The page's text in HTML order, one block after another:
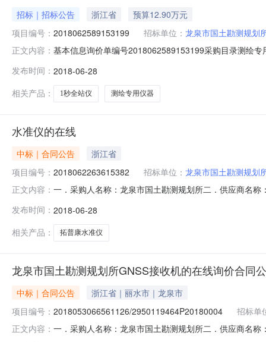
招标｜招标公告 浙江省
预算12.90万元
项目编号： 2018062589153199 招标单位： 龙泉市国土勘测规划
正文内容： 基本信息询价单编号2018062589153199采购目录测绘
低到高排序，以'最低报价'原则推荐出成交供应商，报价
发布时间： 2018-06-28
相关产品：
1秒全站仪 测绘专用仪器
水准仪的在线
中标｜合同公告
浙江省
项目编号： 2018062263615382 招标单位： 龙泉市国土勘测规划
正文内容： 一．采购人名称：龙泉市国土勘测规划所二．供应商名
求或标的基本概况：详见附件中合同文件六．其它事项
电话
发布时间： 2018-06-28
相关产品：
拓普康水准仪
龙泉市国土勘测规划所GNSS接收机的在线询价合同
中标｜合同公告
浙江省｜丽水市｜龙泉市
项目编号： 2018053066561126/2950119464P20180004
招标单
正文内容： 一．采购人名称：龙泉市国土勘测规划所二．供应商名